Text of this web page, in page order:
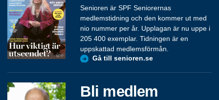
Senioren är SPF Seniorernas
medlemstidning och den kommer ut med
nio nummer per år. Upplagan är nu uppe i
205 400 exemplar. Tidningen är en
uppskattad medlemsförmån.
Gå till senioren.se
Bli medlem